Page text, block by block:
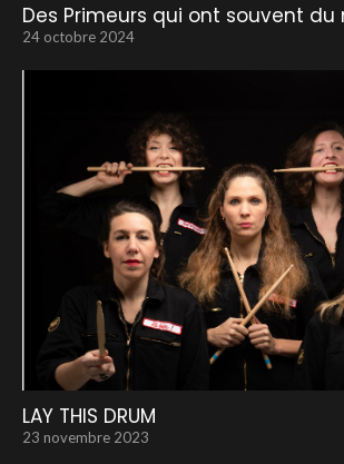
Des Primeurs qui ont souvent du
24 octobre 2024
LAY THIS DRUM
23 novembre 2023